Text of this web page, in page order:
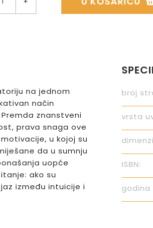
na jednom
način
znanstveni
prava snaga ove
u kojoj su
da u sumnju
uopće
ako su
između intuicije i
broj
vrsta
ISBN:
godina